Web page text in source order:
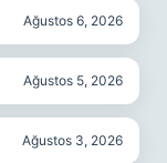
Ağustos 6, 2026
Ağustos 5, 2026
Ağustos 3, 2026